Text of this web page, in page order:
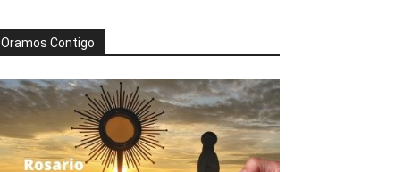
Oramos Contigo